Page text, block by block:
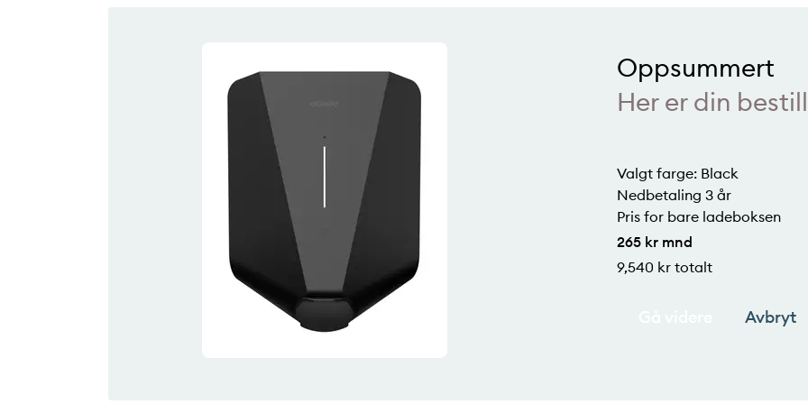
Oppsummert
Her er din
Valgt farge: Black
Nedbetaling 3 år
Pris for bare ladeboksen
265 kr mnd
9,540 kr totalt
Avbryt